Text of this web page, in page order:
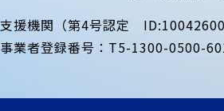
援機関 （第4号認定
業者登録番号： T5-1300-0500-